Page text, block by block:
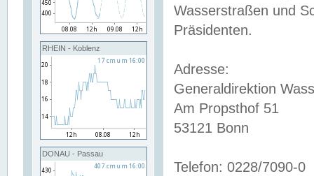
RHEIN - Koblenz
DONAU - Passau
Wasserstraßen und
Präsidenten.
Adresse:
Generaldirektion
Am Propsthof 51
53121 Bonn
Telefon: 0228/7090-0